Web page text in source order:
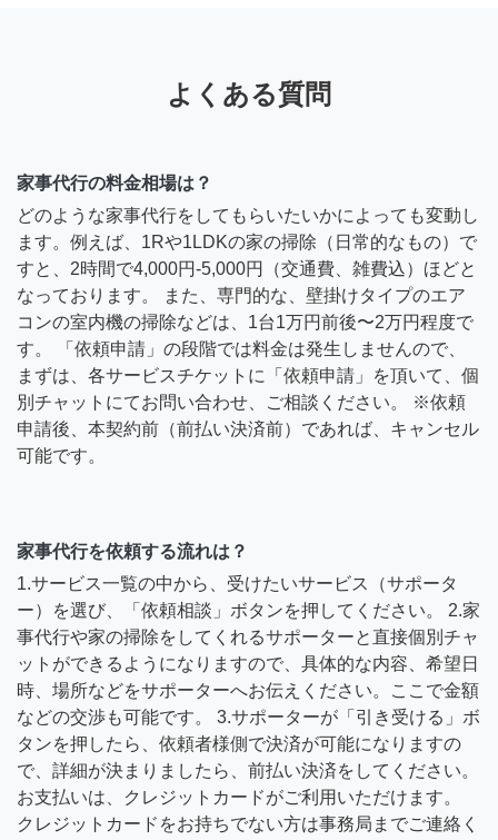
よくある質問
家事代行の料金相場は？
どのような家事代行をしてもらいたいかによっても変動し
ます。例えば、1Rや1LDKの家の掃除（日常的なもの）で
すと、2時間で4,000円-5,000円（交通費、雑費込）ほどと
なっております。 また、専門的な、壁掛けタイプのエア
コンの室内機の掃除などは、1台1万円前後〜2万円程度で
す。 「依頼申請」の段階では料金は発生しませんので、
まずは、各サービスチケットに「依頼申請」を頂いて、個
別チャットにてお問い合わせ、ご相談ください。 ※依頼
申請後、本契約前（前払い決済前）であれば、キャンセル
可能です。
家事代行を依頼する流れは？
1.サービス一覧の中から、受けたいサービス（サポータ
ー）を選び、「依頼相談」ボタンを押してください。 2.家
事代行や家の掃除をしてくれるサポーターと直接個別チャ
ットができるようになりますので、具体的な内容、希望日
時、場所などをサポーターへお伝えください。ここで金額
などの交渉も可能です。 3.サポーターが「引き受ける」ボ
タンを押したら、依頼者様側で決済が可能になりますの
で、詳細が決まりましたら、前払い決済をしてください。
お支払いは、クレジットカードがご利用いただけます。
クレジットカードをお持ちでない方は事務局までご連絡く